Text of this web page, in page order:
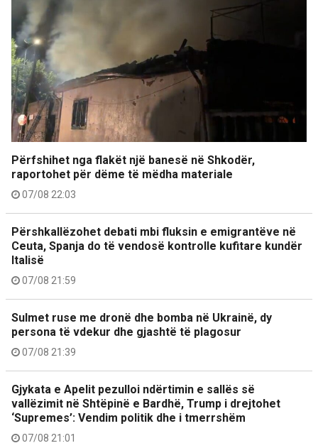
Përfshihet nga flakët një banesë në Shkodër,
raportohet për dëme të mëdha materiale
07/08 22:03
Përshkallëzohet debati mbi fluksin e emigrantëve në
Ceuta, Spanja do të vendosë kontrolle kufitare kundër
Italisë
07/08 21:59
Sulmet ruse me dronë dhe bomba në Ukrainë, dy
persona të vdekur dhe gjashtë të plagosur
07/08 21:39
Gjykata e Apelit pezulloi ndërtimin e sallës së
vallëzimit në Shtëpinë e Bardhë, Trump i drejtohet
‘Supremes’: Vendim politik dhe i tmerrshëm
07/08 21:01